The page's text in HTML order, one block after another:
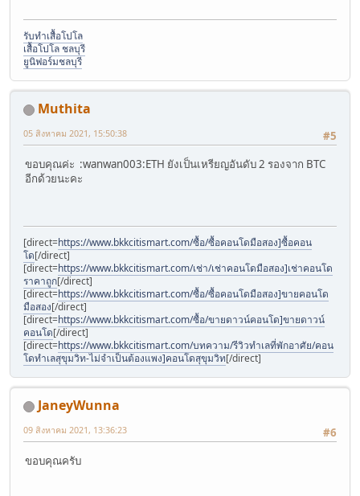
รับทำเสื้อโปโล
เสื้อโปโล ชลบุรี
ยูนิฟอร์มชลบุรี
Muthita
#5
05 สิงหาคม 2021, 15:50:38
ขอบคุณค่ะ :wanwan003:ETH ยังเป็นเหรียญอันดับ 2 รองจาก BTC
อีกด้วยนะคะ
[direct=https://www.bkkcitismart.com/ซื้อ/ซื้อคอนโดมือสอง]ซื้อคอน
โด[/direct]
[direct=https://www.bkkcitismart.com/เช่า/เช่าคอนโดมือสอง]เช่าคอนโด
ราคาถูก[/direct]
[direct=https://www.bkkcitismart.com/ซื้อ/ซื้อคอนโดมือสอง]ขายคอนโด
มือสอง[/direct]
[direct=https://www.bkkcitismart.com/ซื้อ/ขายดาวน์คอนโด]ขายดาวน์
คอนโด[/direct]
[direct=https://www.bkkcitismart.com/บทความ/รีวิวทำเลที่พักอาศัย/คอน
โดทำเลสุขุมวิท-ไม่จำเป็นต้องแพง]คอนโดสุขุมวิท[/direct]
JaneyWunna
#6
09 สิงหาคม 2021, 13:36:23
ขอบคุณครับ